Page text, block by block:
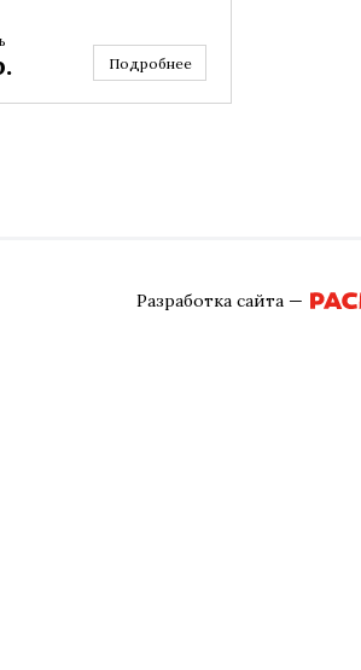
Подробнее
Разработка сайта —